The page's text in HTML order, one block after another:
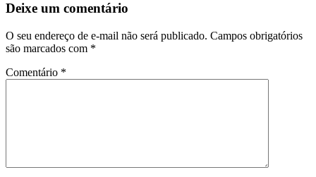
Deixe um comentário
O seu endereço de e-mail não será publicado. Campos obrigatórios
são marcados com *
Comentário *